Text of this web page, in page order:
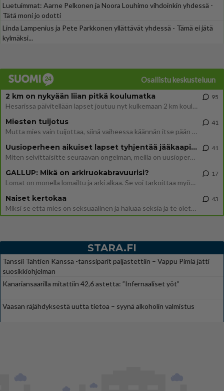
Luetuimmat: Aarne Pelkonen ja Noora Louhimo vihdoinkin yhdessä -
Tätä moni jo odotti
Linda Lampenius ja Pete Parkkonen yllättävät yhdessä - Tämä ei jätä
kylmäksi...
Osallistu keskusteluun
2 km on nykyään liian pitkä koulumatka
Hesarissa päivitellään lapset joutuu nyt kulkemaan 2 km kouluun jösses. Ruostefillarilla tuo matka menee vaikka miten äk
95
Miesten tuijotus
Mutta mies vain tuijottaa, siinä vaiheessa käännän itse pään pois. Mikä juttu? Yleensä jos joku tuijottaa tai katsoo, hä
41
Uusioperheen aikuiset lapset tyhjentää jääkaapin käydessään
Miten selvittäisitte seuraavan ongelman, meillä on uusioperhe, minulla teini-ikäiset lapset ja puolisolla aikuiset, jotk
41
GALLUP: Mikä on arkiruokabravuurisi?
Lomat on monella lomailtu ja arki alkaa. Se voi tarkoittaa myös sitä, että grillailut on grillattu ja palataan arjen ruo
17
Naiset kertokaa
Miksi se että mies on seksuaalinen ja haluaa seksiä ja te olette hänen mielestänne haluttava on vastenmielistä? Mikä sii
43
STARA.FI
Tanssii Tähtien Kanssa -tanssiparit paljastettiin – Vappu Pimiä jätti
suosikkiohjelman
Kanariansaarilla mitattiin 42,6 astetta: ”Infernaaliset yöt”
Vaasan räjähdyksestä uutta tietoa – syynä alkoholin valmistus